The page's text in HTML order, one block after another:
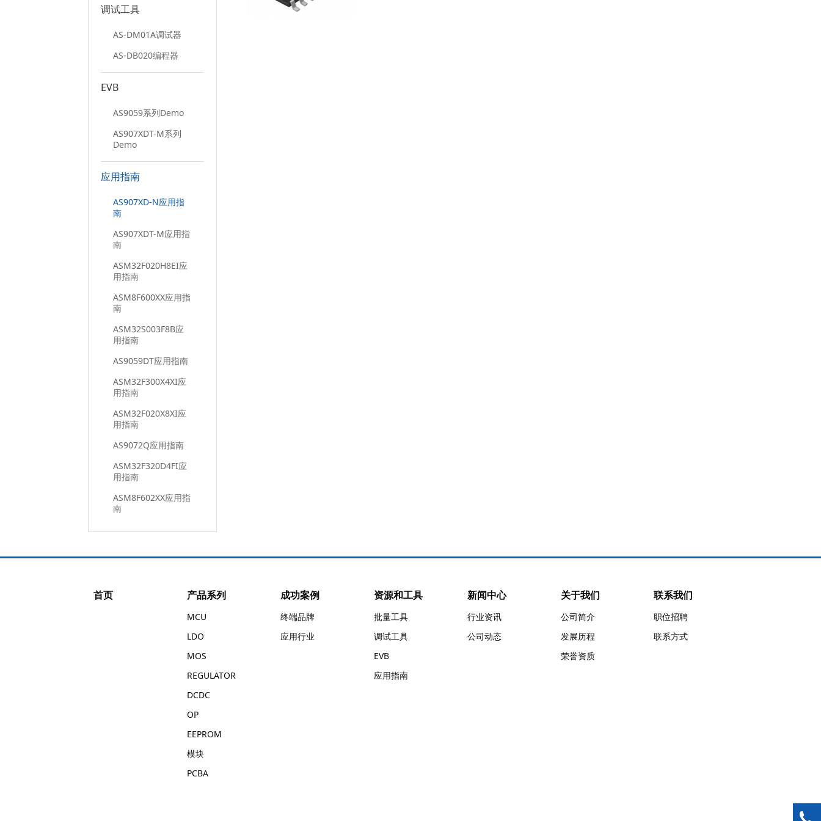
调试工具
AS-DM01A调试器
AS-DB020编程器
EVB
AS9059系列Demo
AS907XDT-M系列
Demo
应用指南
AS907XD-N应用指
南
AS907XDT-M应用指
南
ASM32F020H8EI应
用指南
ASM8F600XX应用指
南
ASM32S003F8B应
用指南
AS9059DT应用指南
ASM32F300X4XI应
用指南
ASM32F020X8XI应
用指南
AS9072Q应用指南
ASM32F320D4FI应
用指南
ASM8F602XX应用指
南
首页 产品系列
MCU
LDO
MOS
REGULATOR
DCDC
OP
EEPROM
模块
PCBA
成功案例
终端品牌
应用行业
资源和工具
批量工具
调试工具
EVB
应用指南
新闻中心
行业资讯
公司动态
关于我们
公司简介
发展历程
荣誉资质
联系我们
职位招聘
联系方式